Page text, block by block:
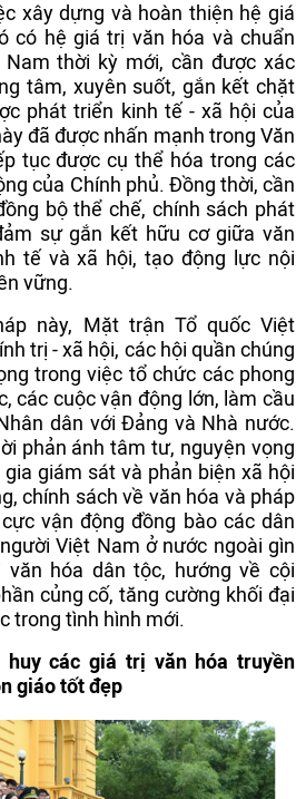
xây dựng và hoàn thiện hệ giá
có hệ giá trị văn hóa và chuẩn
thời kỳ mới, cần được xác
tâm, xuyên suốt, gắn kết chặt
phát triển kinh tế - xã hội của
đã được nhấn mạnh trong Văn
tục được cụ thể hóa trong các
của Chính phủ. Đồng thời, cần
bộ thể chế, chính sách phát
sự gắn kết hữu cơ giữa văn
tế và xã hội, tạo động lực nội
vững.
này, Mặt trận Tổ quốc Việt
trị - xã hội, các hội quần chúng
trong việc tổ chức các phong
các cuộc vận động lớn, làm cầu
dân với Đảng và Nhà nước.
phản ánh tâm tư, nguyện vọng
giám sát và phản biện xã hội
chính sách về văn hóa và pháp
vận động đồng bào các dân
Việt Nam ở nước ngoài gìn
hóa dân tộc, hướng về cội
củng cố, tăng cường khối đại
trong tình hình mới.
huy các giá trị văn hóa truyền
giáo tốt đẹp